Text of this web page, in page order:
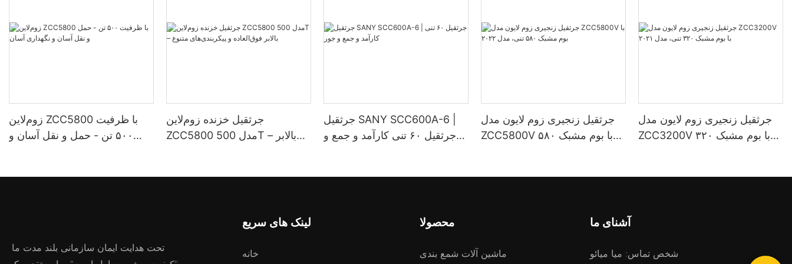
زوم‌لاین ZCC5800 با ظرفیت
۵۰۰ تن - حمل و نقل آسان و
جرثقیل خزنده زوم‌لاین
ZCC5800 مدل 500T – بالابر
جرثقیل SANY SCC600A-6 |
جرثقیل ۶۰ تنی کارآمد و جمع و
جرثقیل زنجیری زوم لایون مدل
ZCC5800V با بوم مشبک ۵۸۰
جرثقیل زنجیری زوم لایون مدل
ZCC3200V با بوم مشبک ۳۲۰
تحت هدایت ایمان سازمانی بلند مدت ما
لینک های سریع
خانه
محصولا
ماشین آلات شمع بندی
آشنای ما
شخص تماس: میا میائو